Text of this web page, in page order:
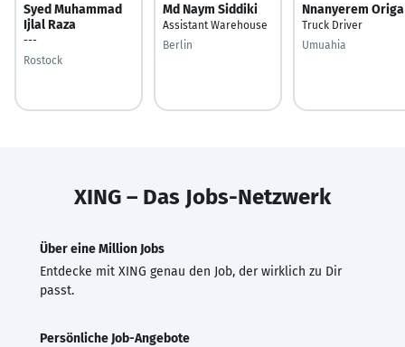
Syed Muhammad
Ijlal Raza
---
Rostock
Md Naym Siddiki
Assistant Warehouse
Berlin
Nnanyerem Origa
Truck Driver
Umuahia
XING – Das Jobs-Netzwerk
Über eine Million Jobs
Entdecke mit XING genau den Job, der wirklich zu Dir
passt.
Persönliche Job-Angebote